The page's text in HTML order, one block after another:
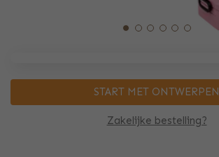
Zakelijke bestelling?
START MET ONTWERPEN